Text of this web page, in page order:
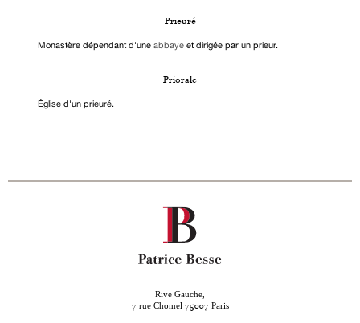
Prieuré
Monastère dépendant d'une abbaye et dirigée par un prieur.
Priorale
Église d'un prieuré.
Rive Gauche,
7 rue Chomel 75007 Paris